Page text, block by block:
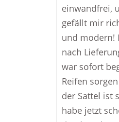
einwandfrei,
gefällt mir
und modern!
nach
war sofort
Reifen
der Sattel ist
habe jetzt